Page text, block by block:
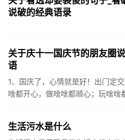
说破的经典语录
关于庆十一国庆节的朋友圈
语
1、国庆了，心情就是好！出门定
啥都开心，做啥啥都顺心；玩啥啥
生活污水是什么